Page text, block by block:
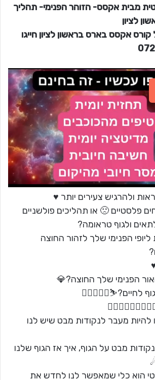
מבית אקסס- הזוהר הפנימי- תהליך
לציון
אקסס בארס בראשון לציון חייגו
ולהרגיש צעירים יותר ♥
פלסטיים 🙁 או תהליכים פולשניים
ולגוף טראומה?
הפנימי שלך לזהור החוצה
הפנימי שלך החוצה?💎
לחיים?⛷🏄‍♂‍🏄‍♀‍🏇
להיות מעבר לנקודות מבט שיש לנו
מבט על הגוף, איך אז הגוף שלנו
הוא כלי שמאפשר לנו לחדש את